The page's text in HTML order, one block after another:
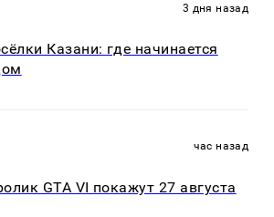
3 дня назад
Казани: где начинается
час назад
GTA VI покажут 27 августа